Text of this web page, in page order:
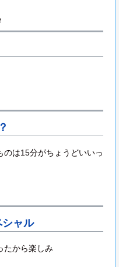
のは15分がちょうどいいっ
シャル
たから楽しみ